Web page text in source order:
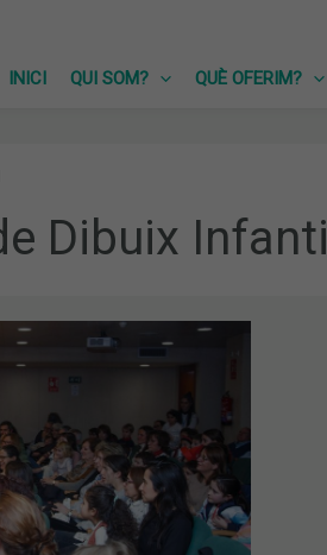
INICI
QUI SOM? QUÈ OFERIM?
Dibuix Infantil